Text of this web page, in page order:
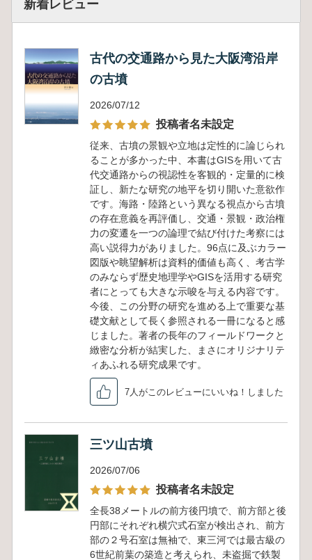
新着レビュー
古代の交通路から見た大阪湾沿岸
の古墳
2026/07/12
投稿者名未設定
従来、古墳の景観や立地は定性的に論じられ
ることが多かった中、本書はGISを用いて古
代交通路からの視認性を客観的・定量的に検
証し、新たな研究の地平を切り開いた意欲作
です。海路・陸路という異なる視点から古墳
の存在意義を再評価し、交通・景観・政治権
力の変遷を一つの論理で結び付けた考察には
高い説得力がありました。96点に及ぶカラー
図版や眺望解析は資料的価値も高く、考古学
のみならず歴史地理学やGISを活用する研究
者にとっても大きな示唆を与える内容です。
今後、この分野の研究を進める上で重要な基
礎文献として長く参照される一冊になると感
じました。著者の長年のフィールドワークと
緻密な分析が結実した、まさにオリジナリテ
ィあふれる研究成果です。
7人がこのレビューにいいね！しました
三ツ山古墳
2026/07/06
投稿者名未設定
全長38メートルの前方後円墳で、前方部と後
円部にそれぞれ横穴式石室が検出され、前方
部の２号石室は無袖で、東三河では最古級の
6世紀前葉の築造と考えられ、未盗掘で鉄製